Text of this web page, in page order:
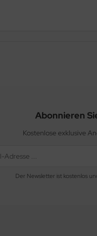
Abonnieren
Kostenlose exklusive
Der Newsletter ist kostenlos